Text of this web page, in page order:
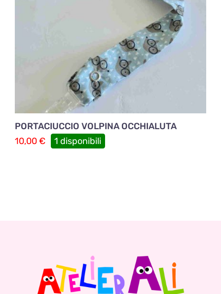
PORTACIUCCIO VOLPINA OCCHIALUTA
10,00€ 1 disponibili